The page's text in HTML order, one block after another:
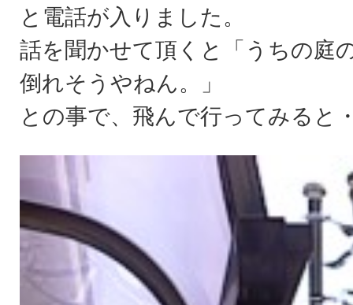
と電話が入りました。
話を聞かせて頂くと「うちの庭
倒れそうやねん。」
との事で、飛んで行ってみると